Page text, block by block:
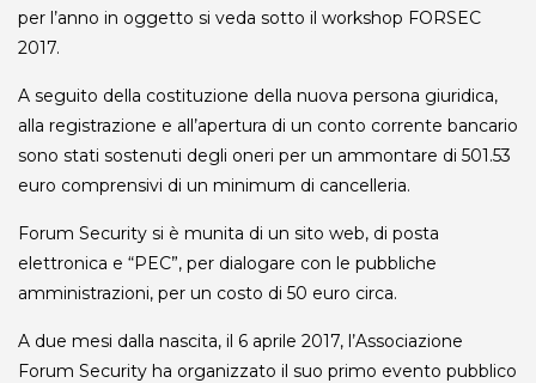
per l’anno in oggetto si veda sotto il workshop FORSEC
2017.
A seguito della costituzione della nuova persona giuridica,
alla registrazione e all’apertura di un conto corrente bancario
sono stati sostenuti degli oneri per un ammontare di 501.53
euro comprensivi di un minimum di cancelleria.
Forum Security si è munita di un sito web, di posta
elettronica e “PEC”, per dialogare con le pubbliche
amministrazioni, per un costo di 50 euro circa.
A due mesi dalla nascita, il 6 aprile 2017, l’Associazione
Forum Security ha organizzato il suo primo evento pubblico